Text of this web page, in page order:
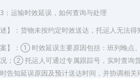
：运输时效延误，如何查询与处理
述】：货物未按约定时效送达，托运人无法
案】：① 时效延误主要原因包括：班列晚点
；② 托运人可通过专属跟踪号，实时查询
告知延误原因及预计送达时间，并协调相